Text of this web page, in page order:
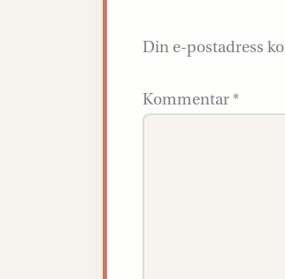
Din e-postadress
Kommentar*